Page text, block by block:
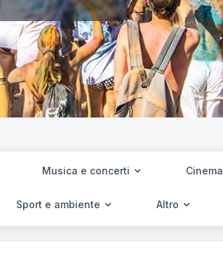
Musica e concerti Cinema
Sport e ambiente Altro